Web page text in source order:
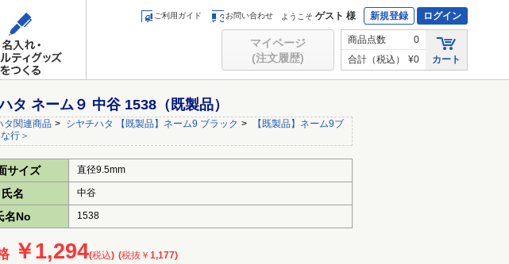
ご利用ガイド お問い合わせ ようこそ ゲスト 様 新規登録 ログイン
マイページ
(注文履歴)
商品点数
0
合計（税込）
¥0 カート
タ ネーム９ 中谷 1538（既製品）
タ関連商品 > シヤチハタ 【既製品】ネーム9 ブラック >
【既製品】ネーム9ブ
行＞
サイズ 直径9.5mm
氏名 中谷
名No 1538
￥1,294(税込) (税抜￥1,177)